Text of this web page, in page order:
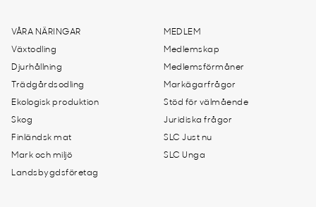
VÅRA NÄRINGAR
Växtodling
Djurhållning
Trädgårdsodling
Ekologisk produktion
Skog
Finländsk mat
Mark och miljö
Landsbygdsföretag
MEDLEM
Medlemskap
Medlemsförmåner
Markägarfrågor
Stöd för välmående
Juridiska frågor
SLC Just nu
SLC Unga